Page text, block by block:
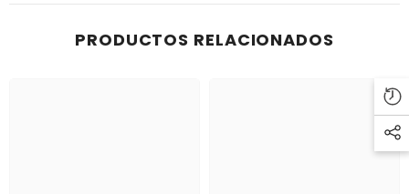
PRODUCTOS RELACIONADOS